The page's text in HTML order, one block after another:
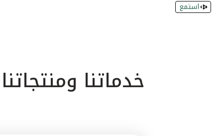
استمع
خدماتنا ومنتجاتنا